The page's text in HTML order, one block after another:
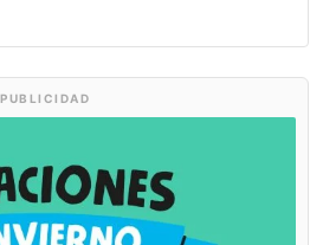
PUBLICIDAD